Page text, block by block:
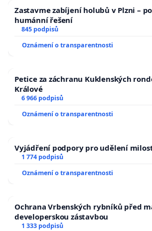
Zastavme zabíjení holubů v Plzni –
humánní řešení
845 podpisů
Oznámení o transparentnosti
Petice za záchranu Kuklenských
Králové
6 966 podpisů
Oznámení o transparentnosti
Vyjádření podpory pro udělení
1 774 podpisů
Oznámení o transparentnosti
Ochrana Vrbenských rybníků před
developerskou zástavbou
1 333 podpisů